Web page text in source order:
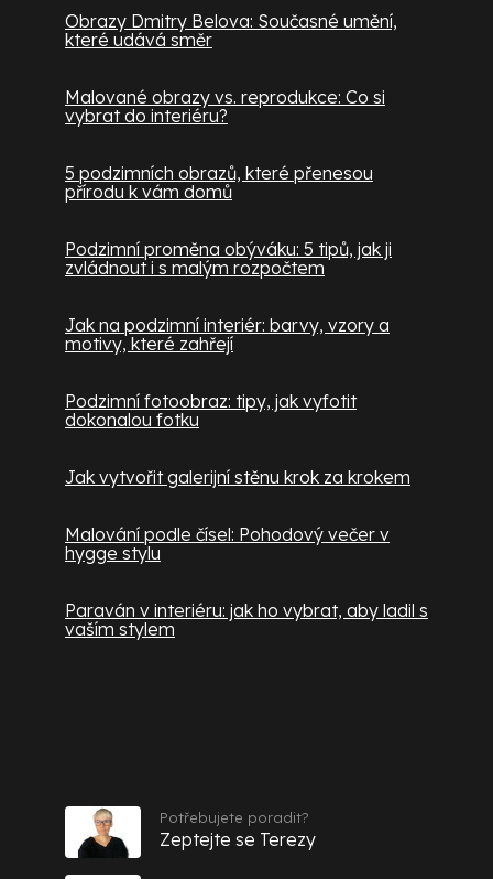
Obrazy Dmitry Belova: Současné umění,
které udává směr
Malované obrazy vs. reprodukce: Co si
vybrat do interiéru?
5 podzimních obrazů, které přenesou
přírodu k vám domů
Podzimní proměna obýváku: 5 tipů, jak ji
zvládnout i s malým rozpočtem
Jak na podzimní interiér: barvy, vzory a
motivy, které zahřejí
Podzimní fotoobraz: tipy, jak vyfotit
dokonalou fotku
Jak vytvořit galerijní stěnu krok za krokem
Malování podle čísel: Pohodový večer v
hygge stylu
Paraván v interiéru: jak ho vybrat, aby ladil s
vaším stylem
Potřebujete poradit?
Zeptejte se Terezy